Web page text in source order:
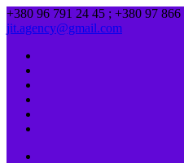
+380 96 791 24 45 ; +380 97
jit.agency@gmail.com